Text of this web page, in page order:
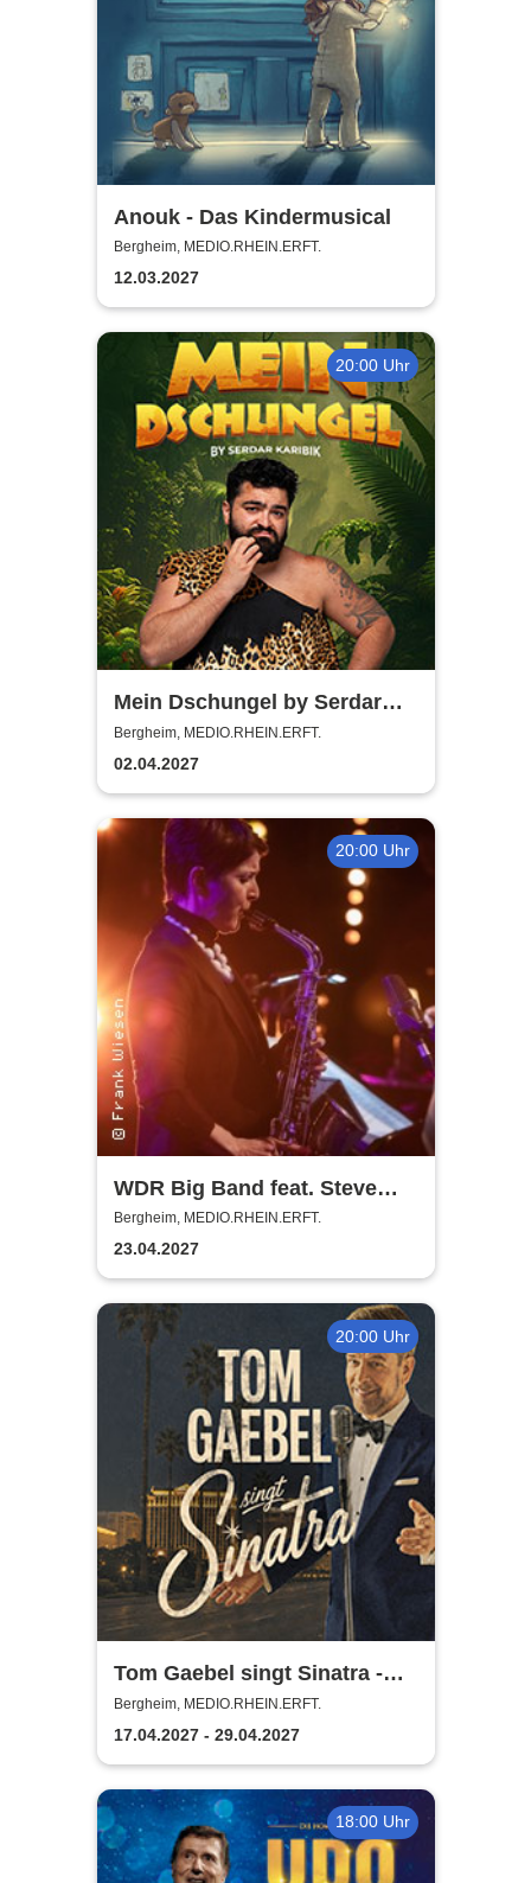
Anouk - Das Kindermusical
Bergheim, MEDIO.RHEIN.ERFT.
12.03.2027
20:00 Uhr
Mein Dschungel by Serdar
Karibik
Bergheim, MEDIO.RHEIN.ERFT.
02.04.2027
20:00 Uhr
WDR Big Band feat. Steve
Gadd - Master of Groove
Bergheim, MEDIO.RHEIN.ERFT.
23.04.2027
20:00 Uhr
Tom Gaebel singt Sinatra -
Tour 2027
Bergheim, MEDIO.RHEIN.ERFT.
17.04.2027 - 29.04.2027
18:00 Uhr